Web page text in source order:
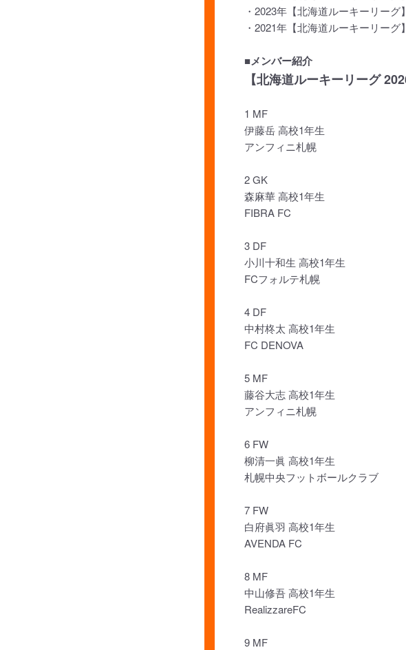
・2023年【北海道ルーキーリーグ】
・2021年【北海道ルーキーリーグ】
■メンバー紹介
【北海道ルーキーリーグ
1 MF
伊藤岳 高校1年生
アンフィニ札幌
2 GK
森麻華 高校1年生
FIBRA FC
3 DF
小川十和生 高校1年生
FCフォルテ札幌
4 DF
中村柊太 高校1年生
FC DENOVA
5 MF
藤谷大志 高校1年生
アンフィニ札幌
6 FW
柳清一眞 高校1年生
札幌中央フットボールクラブ
7 FW
白府眞羽 高校1年生
AVENDA FC
8 MF
中山修吾 高校1年生
RealizzareFC
9 MF